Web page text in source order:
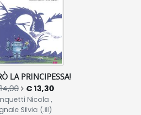
LA PRINCIPESSA!
€ 13,30
Nicola ,
Silvia (.ill)